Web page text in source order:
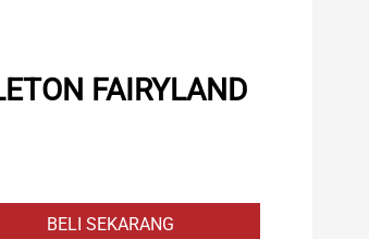
FAIRYLAND
BELI SEKARANG